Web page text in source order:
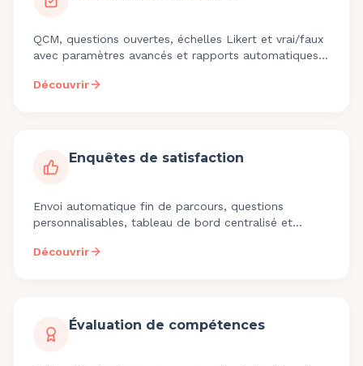
QCM, questions ouvertes, échelles Likert et vrai/faux
avec paramètres avancés et rapports automatiques.
compétences.
Découvrir
Enquêtes de satisfaction
Envoi automatique fin de parcours, questions
personnalisables, tableau de bord centralisé et
continue.
Découvrir
Évaluation de compétences